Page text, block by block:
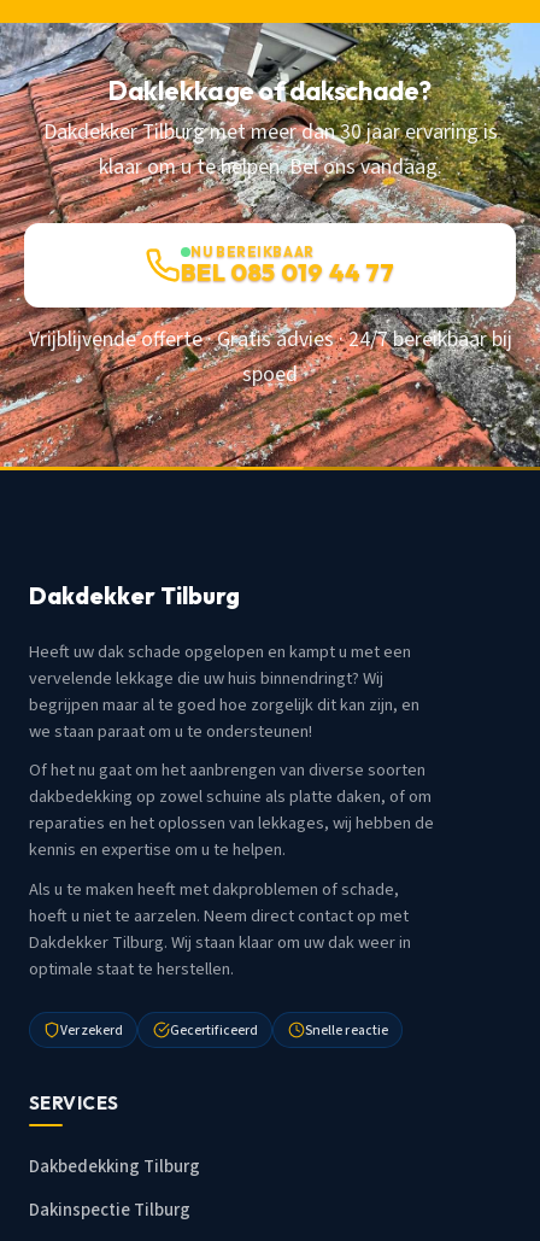
Daklekkage of dakschade?
Dakdekker Tilburg met meer dan 30 jaar ervaring is
klaar om u te helpen. Bel ons vandaag.
NU BEREIKBAAR
BEL 085 019 44 77
Vrijblijvende offerte · Gratis advies · 24/7 bereikbaar bij
spoed
Dakdekker Tilburg
Heeft uw dak schade opgelopen en kampt u met een
vervelende lekkage die uw huis binnendringt? Wij
begrijpen maar al te goed hoe zorgelijk dit kan zijn, en
we staan paraat om u te ondersteunen!
Of het nu gaat om het aanbrengen van diverse soorten
dakbedekking op zowel schuine als platte daken, of om
reparaties en het oplossen van lekkages, wij hebben de
kennis en expertise om u te helpen.
Als u te maken heeft met dakproblemen of schade,
hoeft u niet te aarzelen. Neem direct contact op met
Dakdekker Tilburg. Wij staan klaar om uw dak weer in
optimale staat te herstellen.
Verzekerd Gecertificeerd Snelle reactie
SERVICES
Dakbedekking Tilburg
Dakinspectie Tilburg